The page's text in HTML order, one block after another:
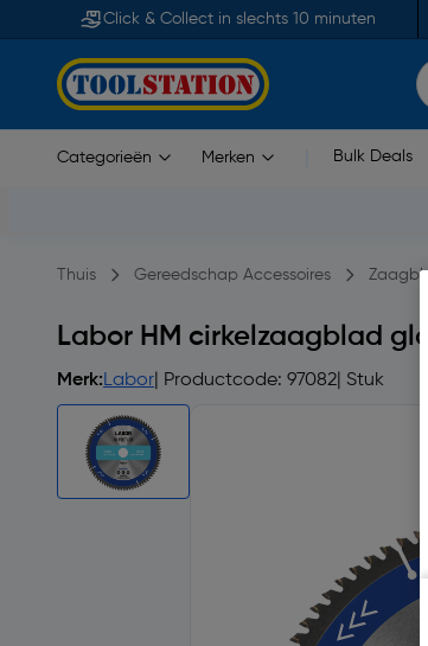
Click & Collect in slechts 10 minuten
Categorieën Merken Bulk Deals
Thuis Gereedschap Accessoires
Labor HM cirkelzaagblad
Merk:Labor | Productcode: 97082 | Stuk